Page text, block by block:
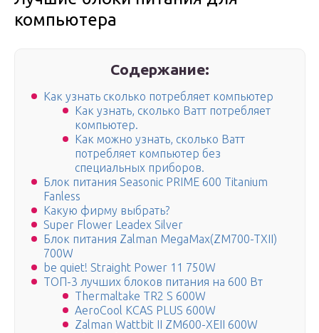
компьютера
Содержание:
Как узнать сколько потребляет компьютер
Как узнать, сколько Ватт потребляет
компьютер.
Как можно узнать, сколько Ватт
потребляет компьютер без
специальных приборов.
Блок питания Seasonic PRIME 600 Titanium
Fanless
Какую фирму выбрать?
Super Flower Leadex Silver
Блок питания Zalman MegaMax(ZM700-TXII)
700W
be quiet! Straight Power 11 750W
ТОП-3 лучших блоков питания на 600 Вт
Thermaltake TR2 S 600W
AeroCool KCAS PLUS 600W
Zalman Wattbit II ZM600-XEII 600W